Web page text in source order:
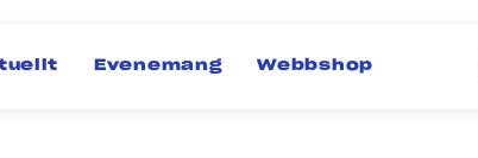
Evenemang Webbshop